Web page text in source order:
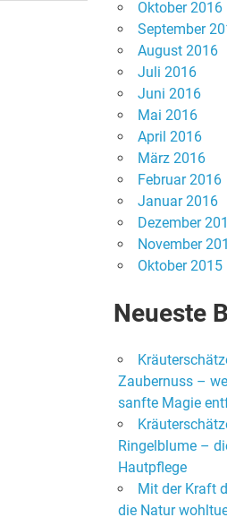
Oktober 2016
September
August 2016
Juli 2016
Juni 2016
Mai 2016
April 2016
März 2016
Februar 2016
Januar 2016
Dezember
November
Oktober 2015
Neueste
Zaubernuss –
sanfte Magie
Ringelblume –
Hautpflege
Mit der Kraft
die Natur